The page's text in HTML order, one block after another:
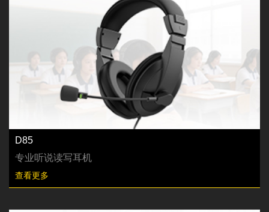
D85
专业听说读写耳机
查看更多